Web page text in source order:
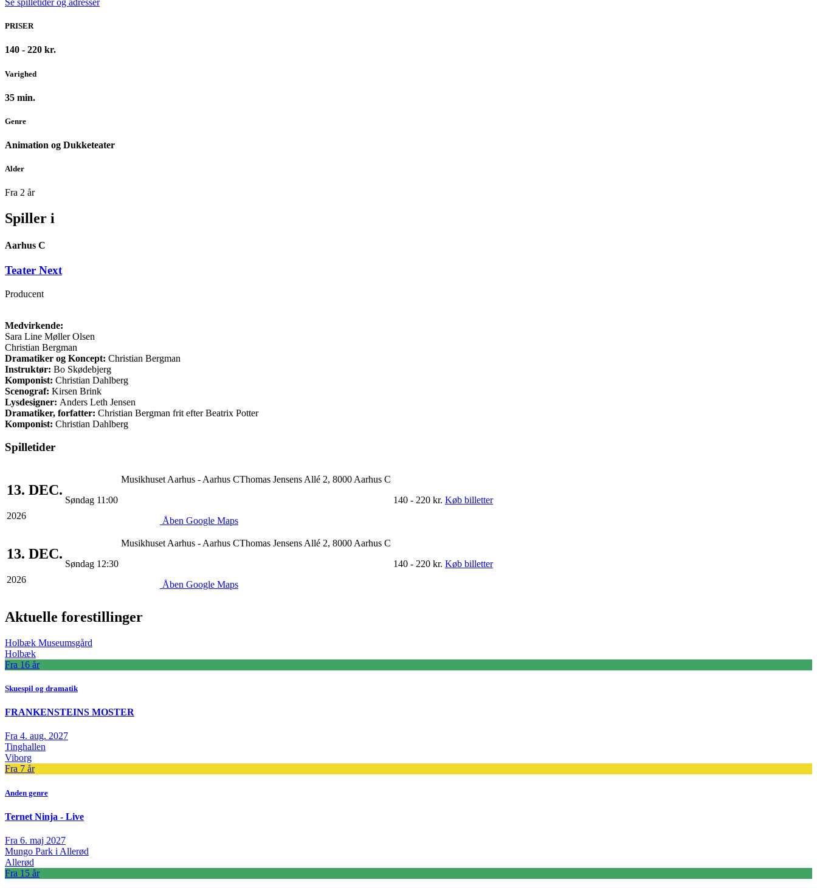
Se spilletider og adresser
PRISER
140 - 220 kr.
Varighed
35 min.
Genre
Animation og Dukketeater
Alder
Fra 2 år
Spiller i
Aarhus C
Teater Next
Producent
Medvirkende:
Sara Line Møller Olsen
Christian Bergman
Dramatiker og Koncept: Christian Bergman
Instruktør: Bo Skødebjerg
Komponist: Christian Dahlberg
Scenograf: Kirsen Brink
Lysdesigner: Anders Leth Jensen
Dramatiker, forfatter: Christian Bergman frit efter Beatrix Potter
Komponist: Christian Dahlberg
Spilletider
13. DEC.
2026
Søndag 11:00
Musikhuset Aarhus - Aarhus CThomas Jensens Allé 2, 8000 Aarhus C
Åben Google Maps
140 - 220 kr. Køb billetter
13. DEC.
2026
Søndag 12:30
Musikhuset Aarhus - Aarhus CThomas Jensens Allé 2, 8000 Aarhus C
Åben Google Maps
140 - 220 kr. Køb billetter
Aktuelle forestillinger
Holbæk Museumsgård
Holbæk
Fra 16 år
Skuespil og dramatik
FRANKENSTEINS MOSTER
Fra 4. aug. 2027
Tinghallen
Viborg
Fra 7 år
Anden genre
Ternet Ninja - Live
Fra 6. maj 2027
Mungo Park i Allerød
Allerød
Fra 15 år